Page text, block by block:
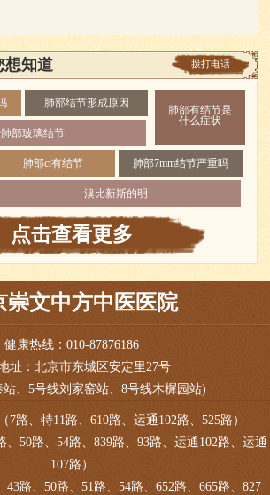
拨打电话
想知道
肺部有结节是
什么症状
肺部结节形成原因
部玻璃结节
肺部ct有结节 肺部7mm结节严重吗
溴比新斯的明
点击查看更多
崇文中方中医医院
健康热线：010-87876186
址：北京市东城区安定里27号
站、5号线刘家窑站、8号线木樨园站)
7路、特11路、610路、运通102路、525路）
、50路、54路、839路、93路、运通102路、运通
107路）
路、50路、51路、54路、652路、665路、827